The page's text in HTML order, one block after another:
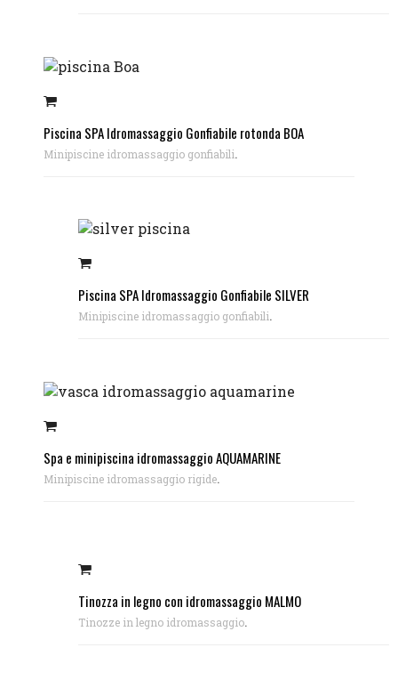
Piscina SPA Idromassaggio Gonfiabile rotonda BOA
Minipiscine idromassaggio gonfiabili.
Piscina SPA Idromassaggio Gonfiabile SILVER
Minipiscine idromassaggio gonfiabili.
Spa e minipiscina idromassaggio AQUAMARINE
Minipiscine idromassaggio rigide.
Tinozza in legno con idromassaggio MALMO
Tinozze in legno idromassaggio.